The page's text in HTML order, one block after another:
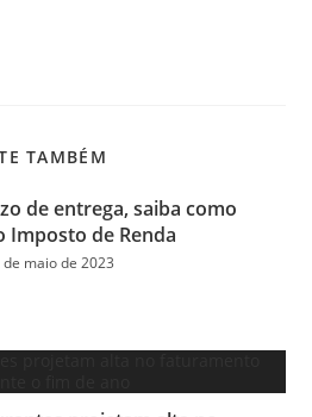
TAMBÉM
de entrega, saiba como
Imposto de Renda
de maio de 2023